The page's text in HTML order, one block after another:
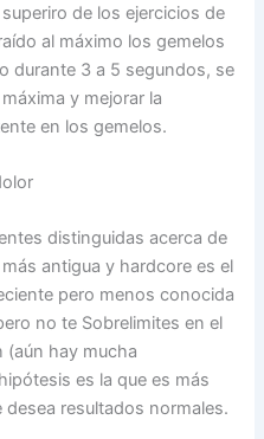
de los ejercicios de
al máximo los gemelos
durante 3 a 5 segundos, se
y mejorar la
en los gemelos.
distinguidas acerca de
antigua y hardcore es el
pero menos conocida
no te Sobrelimites en el
(aún hay mucha
es la que es más
resultados normales.